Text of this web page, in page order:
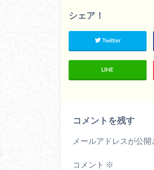
シェア！
Twitter
LINE
コメントを残す
メールアドレスが公開
コメント ※